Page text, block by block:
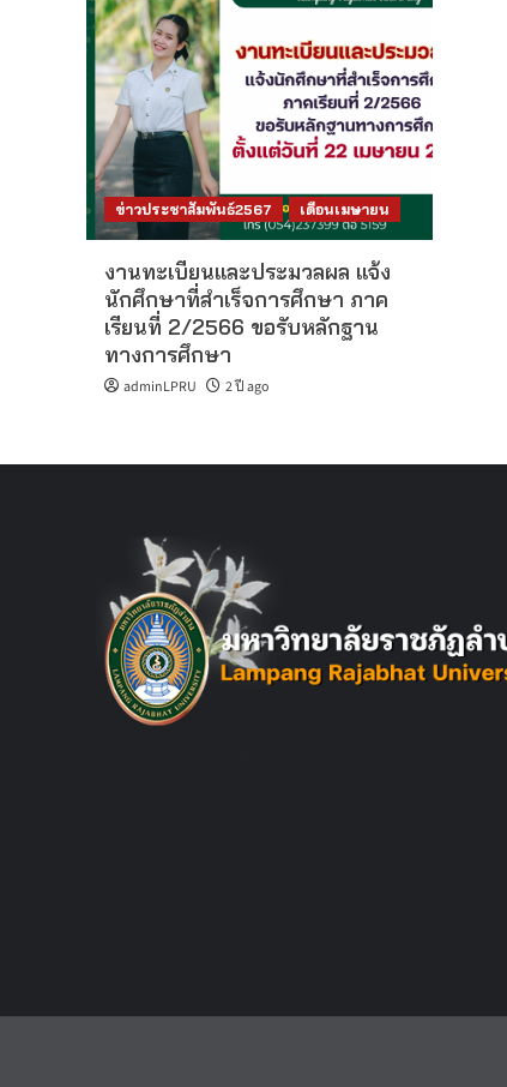
ข่าวประชาสัมพันธ์2567 เดือนเมษายน
งานทะเบียนและประมวลผล แจ้ง
นักศึกษาที่สำเร็จการศึกษา ภาค
เรียนที่ 2/2566 ขอรับหลักฐาน
ทางการศึกษา
adminLPRU 2 ปี ago